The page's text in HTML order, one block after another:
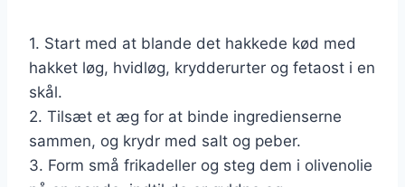
1. Start med at blande det hakkede kød med
hakket løg, hvidløg, krydderurter og fetaost i en
skål.
2. Tilsæt et æg for at binde ingredienserne
sammen, og krydr med salt og peber.
3. Form små frikadeller og steg dem i olivenolie